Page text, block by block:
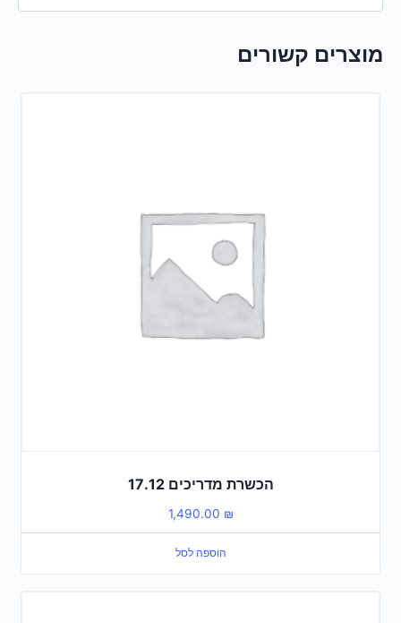
מוצרים קשורים
הכשרת מדריכים 17.12
1,490.00 ₪
הוספה לסל